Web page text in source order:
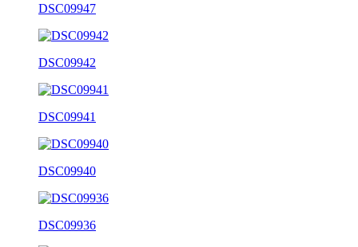
DSC09947
DSC09942
DSC09941
DSC09940
DSC09936